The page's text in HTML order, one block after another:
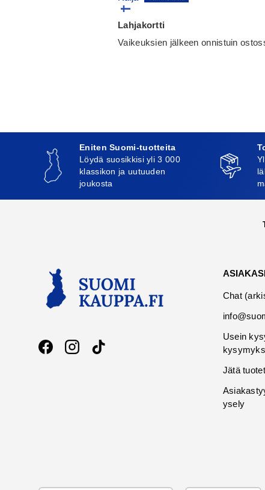
Lahjakortti
Vaikeuksien jälkeen onnistuin
Eniten Suomi-tuotteita
Löydä suosikkisi yli 3 000
klassikon ja uutuuden
joukosta
FacebookInstagramTikTok
Chat
Usein
Jätä
ysely